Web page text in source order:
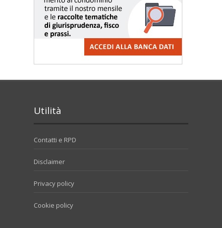
Utilità
Contatti e RPD
Disclaimer
Privacy policy
Cookie policy